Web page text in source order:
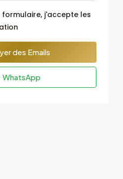
j'accepte les
des Emails
WhatsApp